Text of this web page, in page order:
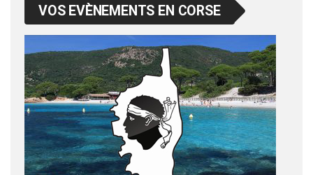
VOS EVÈNEMENTS EN CORSE